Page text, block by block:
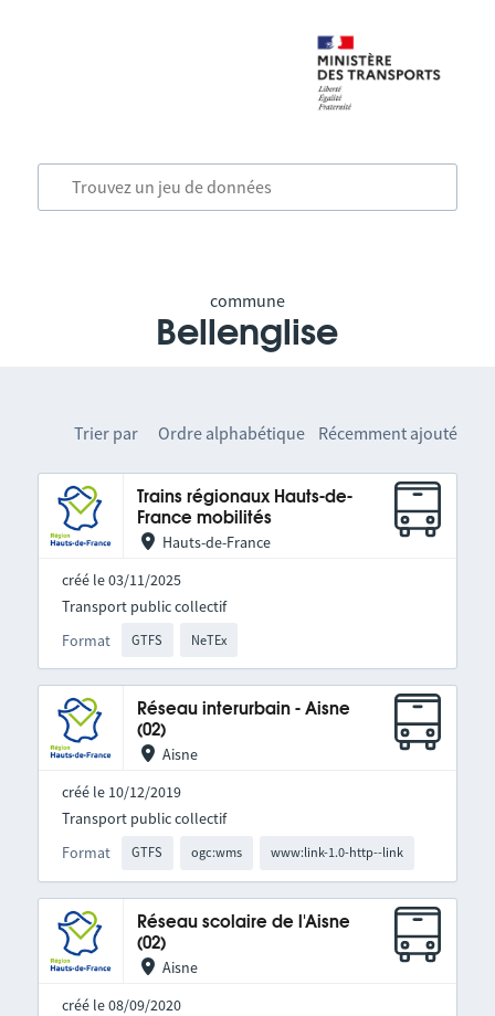
commune
Bellenglise
Trier par Ordre alphabétique Récemment ajouté
Trains régionaux Hauts-de-
France mobilités
Hauts-de-France
créé le 03/11/2025
Format GTFS NeTEx
Transport public collectif
Réseau interurbain - Aisne
(02)
Aisne
créé le 10/12/2019
Format GTFS ogc:wms www:link-1.0-http--link
Transport public collectif
Réseau scolaire de l'Aisne
(02)
Aisne
créé le 08/09/2020